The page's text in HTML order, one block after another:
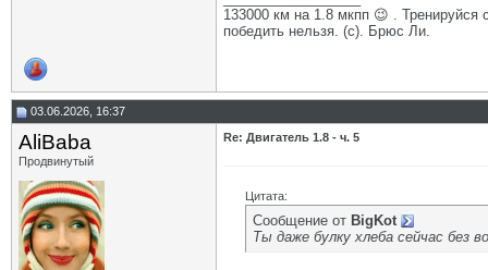
133000 км на 1.8 мкпп 😉 .
победить нельзя. (с). Брюс Ли.
03.06.2026, 16:37
AliBaba
Продвинутый
Re: Двигатель 1.8 - ч. 5
Цитата:
Сообщение от BigKot
Ты даже булку хлеба сейчас без